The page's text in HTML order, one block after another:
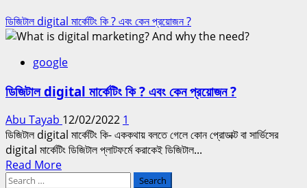
ডিজিটাল digital মার্কেটিং কি ? এবং কেন প্রয়োজন ?
google
ডিজিটাল digital মার্কেটিং কি ? এবং কেন প্রয়োজন ?
Abu Tayab 12/02/2022 1
ডিজিটাল digital মার্কেটিং কি- এককথায় বলতে গেলে কোন প্রোডাক্ট বা সার্ভিসের
digital মার্কেটিং ডিজিটাল প্লাটফর্মে করাকেই ডিজিটাল...
Read MoreRead
Search